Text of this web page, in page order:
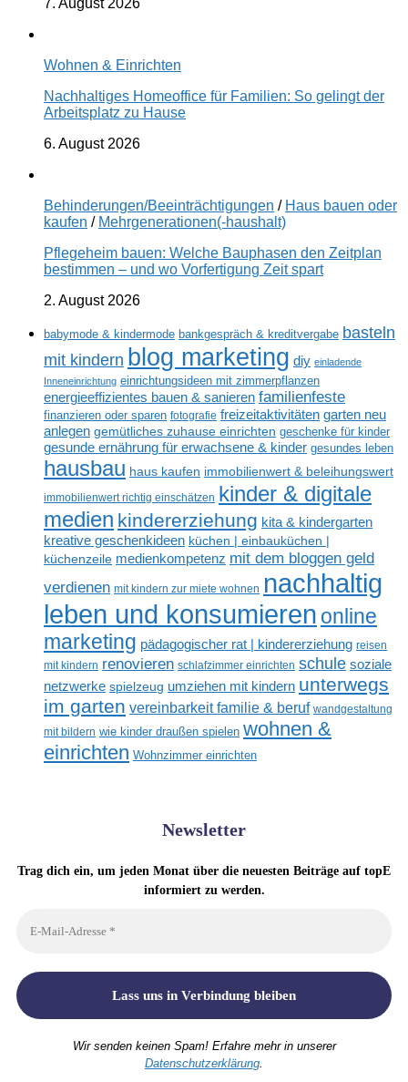
Wohnen & Einrichten
Nachhaltiges Homeoffice für Familien: So gelingt der
Arbeitsplatz zu Hause
6. August 2026
Behinderungen/Beeinträchtigungen / Haus bauen oder
kaufen / Mehrgenerationen(-haushalt)
Pflegeheim bauen: Welche Bauphasen den Zeitplan
bestimmen – und wo Vorfertigung Zeit spart
2. August 2026
babymode & kindermode bankgespräch & kreditvergabe basteln
mit kindern blog marketing diy einladende
Inneneinrichtung einrichtungsideen mit zimmerpflanzen
energieeffizientes bauen & sanieren familienfeste
finanzieren oder sparen fotografie freizeitaktivitäten garten neu
anlegen gemütliches zuhause einrichten geschenke für kinder
gesunde ernährung für erwachsene & kinder gesundes leben
hausbau haus kaufen immobilienwert & beleihungswert
immobilienwert richtig einschätzen kinder & digitale
medien kindererziehung kita & kindergarten
kreative geschenkideen küchen | einbauküchen |
küchenzeile medienkompetenz mit dem bloggen geld
verdienen mit kindern zur miete wohnen nachhaltig
leben und konsumieren online
marketing pädagogischer rat | kindererziehung reisen
mit kindern renovieren schlafzimmer einrichten schule soziale
netzwerke spielzeug umziehen mit kindern unterwegs
im garten vereinbarkeit familie & beruf wandgestaltung
mit bildern wie kinder draußen spielen wohnen &
einrichten Wohnzimmer einrichten
Newsletter
Trag dich ein, um jeden Monat über die neuesten Beiträge auf topE
informiert zu werden.
Wir senden keinen Spam! Erfahre mehr in unserer
Datenschutzerklärung